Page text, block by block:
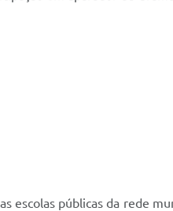
públicas da rede